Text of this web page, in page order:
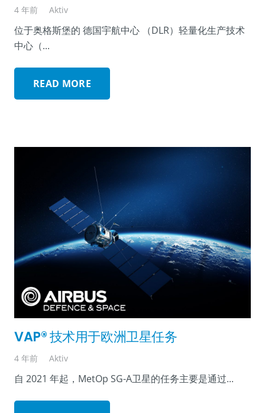
4 年前 Aktiv
位于奥格斯堡的 德国宇航中心 （DLR）轻量化生产技术
中心（...
READ MORE
VAP® 技术用于欧洲卫星任务
4 年前 Aktiv
自 2021 年起，MetOp SG-A卫星的任务主要是通过...